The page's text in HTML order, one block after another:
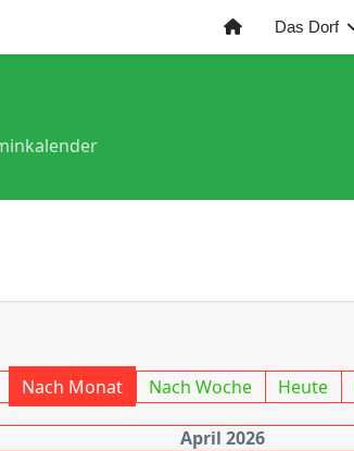
Das Dorf
Nach Monat Nach Woche Heute
April 2026